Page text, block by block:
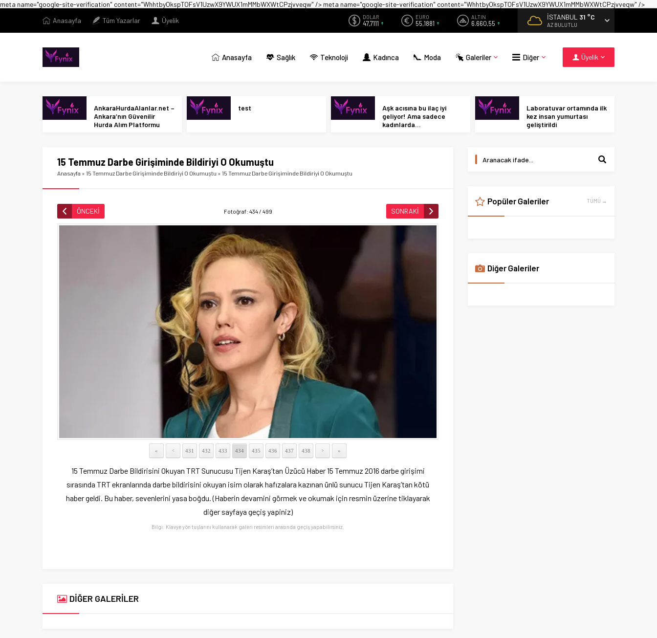
meta name="google-site-verification" content="WhhtbyOkspTOFsV1UzwX9YWUX1mMMbWXWtCPzjvveqw" /> meta name="google-site-verification" content="WhhtbyOkspTOFsV1UzwX9YWUX1mMMbWXWtCPzjvveqw" />
Anasayfa
Tüm Yazarlar Üyelik DOLAR
47,7111
EURO
55,1881
ALTIN
6.660,55
İSTANBUL 31 °C
AZ BULUTLU
Anasayfa Sağlık Teknoloji Kadınca Moda Galeriler Diğer Üyelik
AnkaraHurdaAlanlar.net –
Ankara’nın Güvenilir
Hurda Alım Platformu
test
Aşk acısına bu ilaç iyi
geliyor! Ama sadece
kadınlarda…
Laboratuvar ortamında ilk
kez insan yumurtası
geliştirildi
15 Temmuz Darbe Girişiminde Bildiriyi O Okumuştu
Anasayfa » 15 Temmuz Darbe Girişiminde Bildiriyi O Okumuştu » 15 Temmuz Darbe Girişiminde Bildiriyi O Okumuştu
ÖNCEKİ Fotoğraf: 434 / 499 SONRAKİ
« < 431 432 433 434 435 436 437 438 > »
15 Temmuz Darbe Bildirisini Okuyan TRT Sunucusu Tijen Karaş’tan Üzücü Haber 15 Temmuz 2016 darbe girişimi
sırasında TRT ekranlarında darbe bildirisini okuyan isim olarak hafızalara kazınan ünlü sunucu Tijen Karaş’tan kötü
haber geldi. Bu haber, sevenlerini yasa boğdu. (Haberin devamini görmek ve okumak için resmin üzerine tiklayarak
diğer sayfaya geçiş yapiniz)
Bilgi: Klavye yön tuşlarını kullanarak galeri resimleri arasında geçiş yapabilirsiniz.
DİĞER GALERİLER
Popüler Galeriler TÜMÜ →
Diğer Galeriler